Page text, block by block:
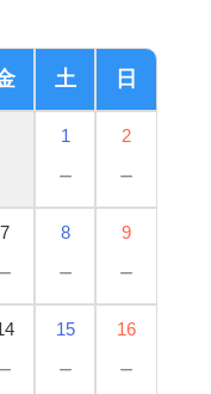
土 日
1
－
2
－
7
－
8
－
9
－
－
15
－
16
－